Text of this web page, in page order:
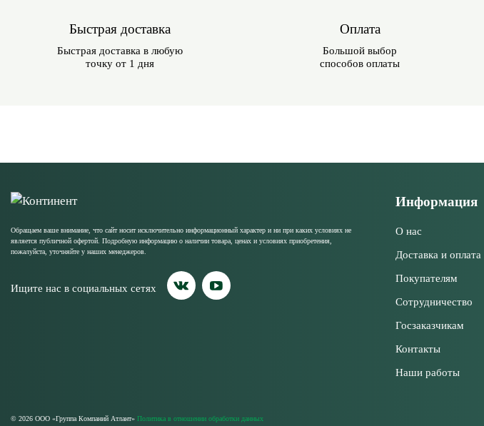
Быстрая доставка
Быстрая доставка в любую
точку от 1 дня
Оплата
Большой выбор
способов оплаты
Обращаем ваше внимание, что сайт носит исключительно информационный характер и ни при каких условиях не
является публичной офертой. Подробную информацию о наличии товара, ценах и условиях приобретения,
пожалуйста, уточняйте у наших менеджеров.
Ищите нас в социальных сетях
Информация
О нас
Доставка и оплата
Покупателям
Сотрудничество
Госзаказчикам
Контакты
Наши работы
© 2026 ООО «Группа Компаний Атлант» Политика в отношении обработки данных